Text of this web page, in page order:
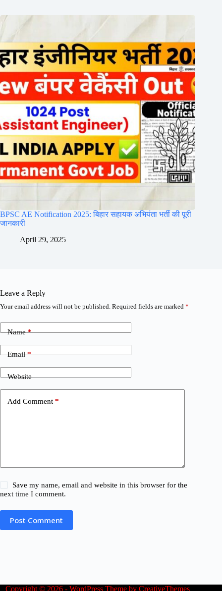
BPSC AE Notification 2025: बिहार सहायक अभियंता भर्ती की पूरी
जानकारी
April 29, 2025
Leave a Reply
Your email address will not be published. Required fields are marked *
Name*
Email*
Website
Add Comment *
Save my name, email and website in this browser for the
next time I comment.
Post Comment
Copyright © 2026 - WordPress Theme byCreativeThemes